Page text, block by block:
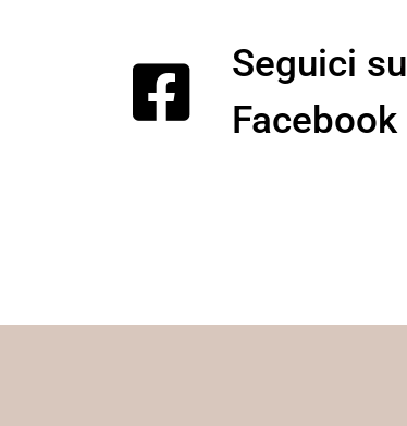
Seguici su
Facebook